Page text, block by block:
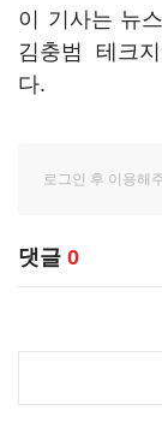
이 기사는 뉴
김충범 테크
다.
댓글 0